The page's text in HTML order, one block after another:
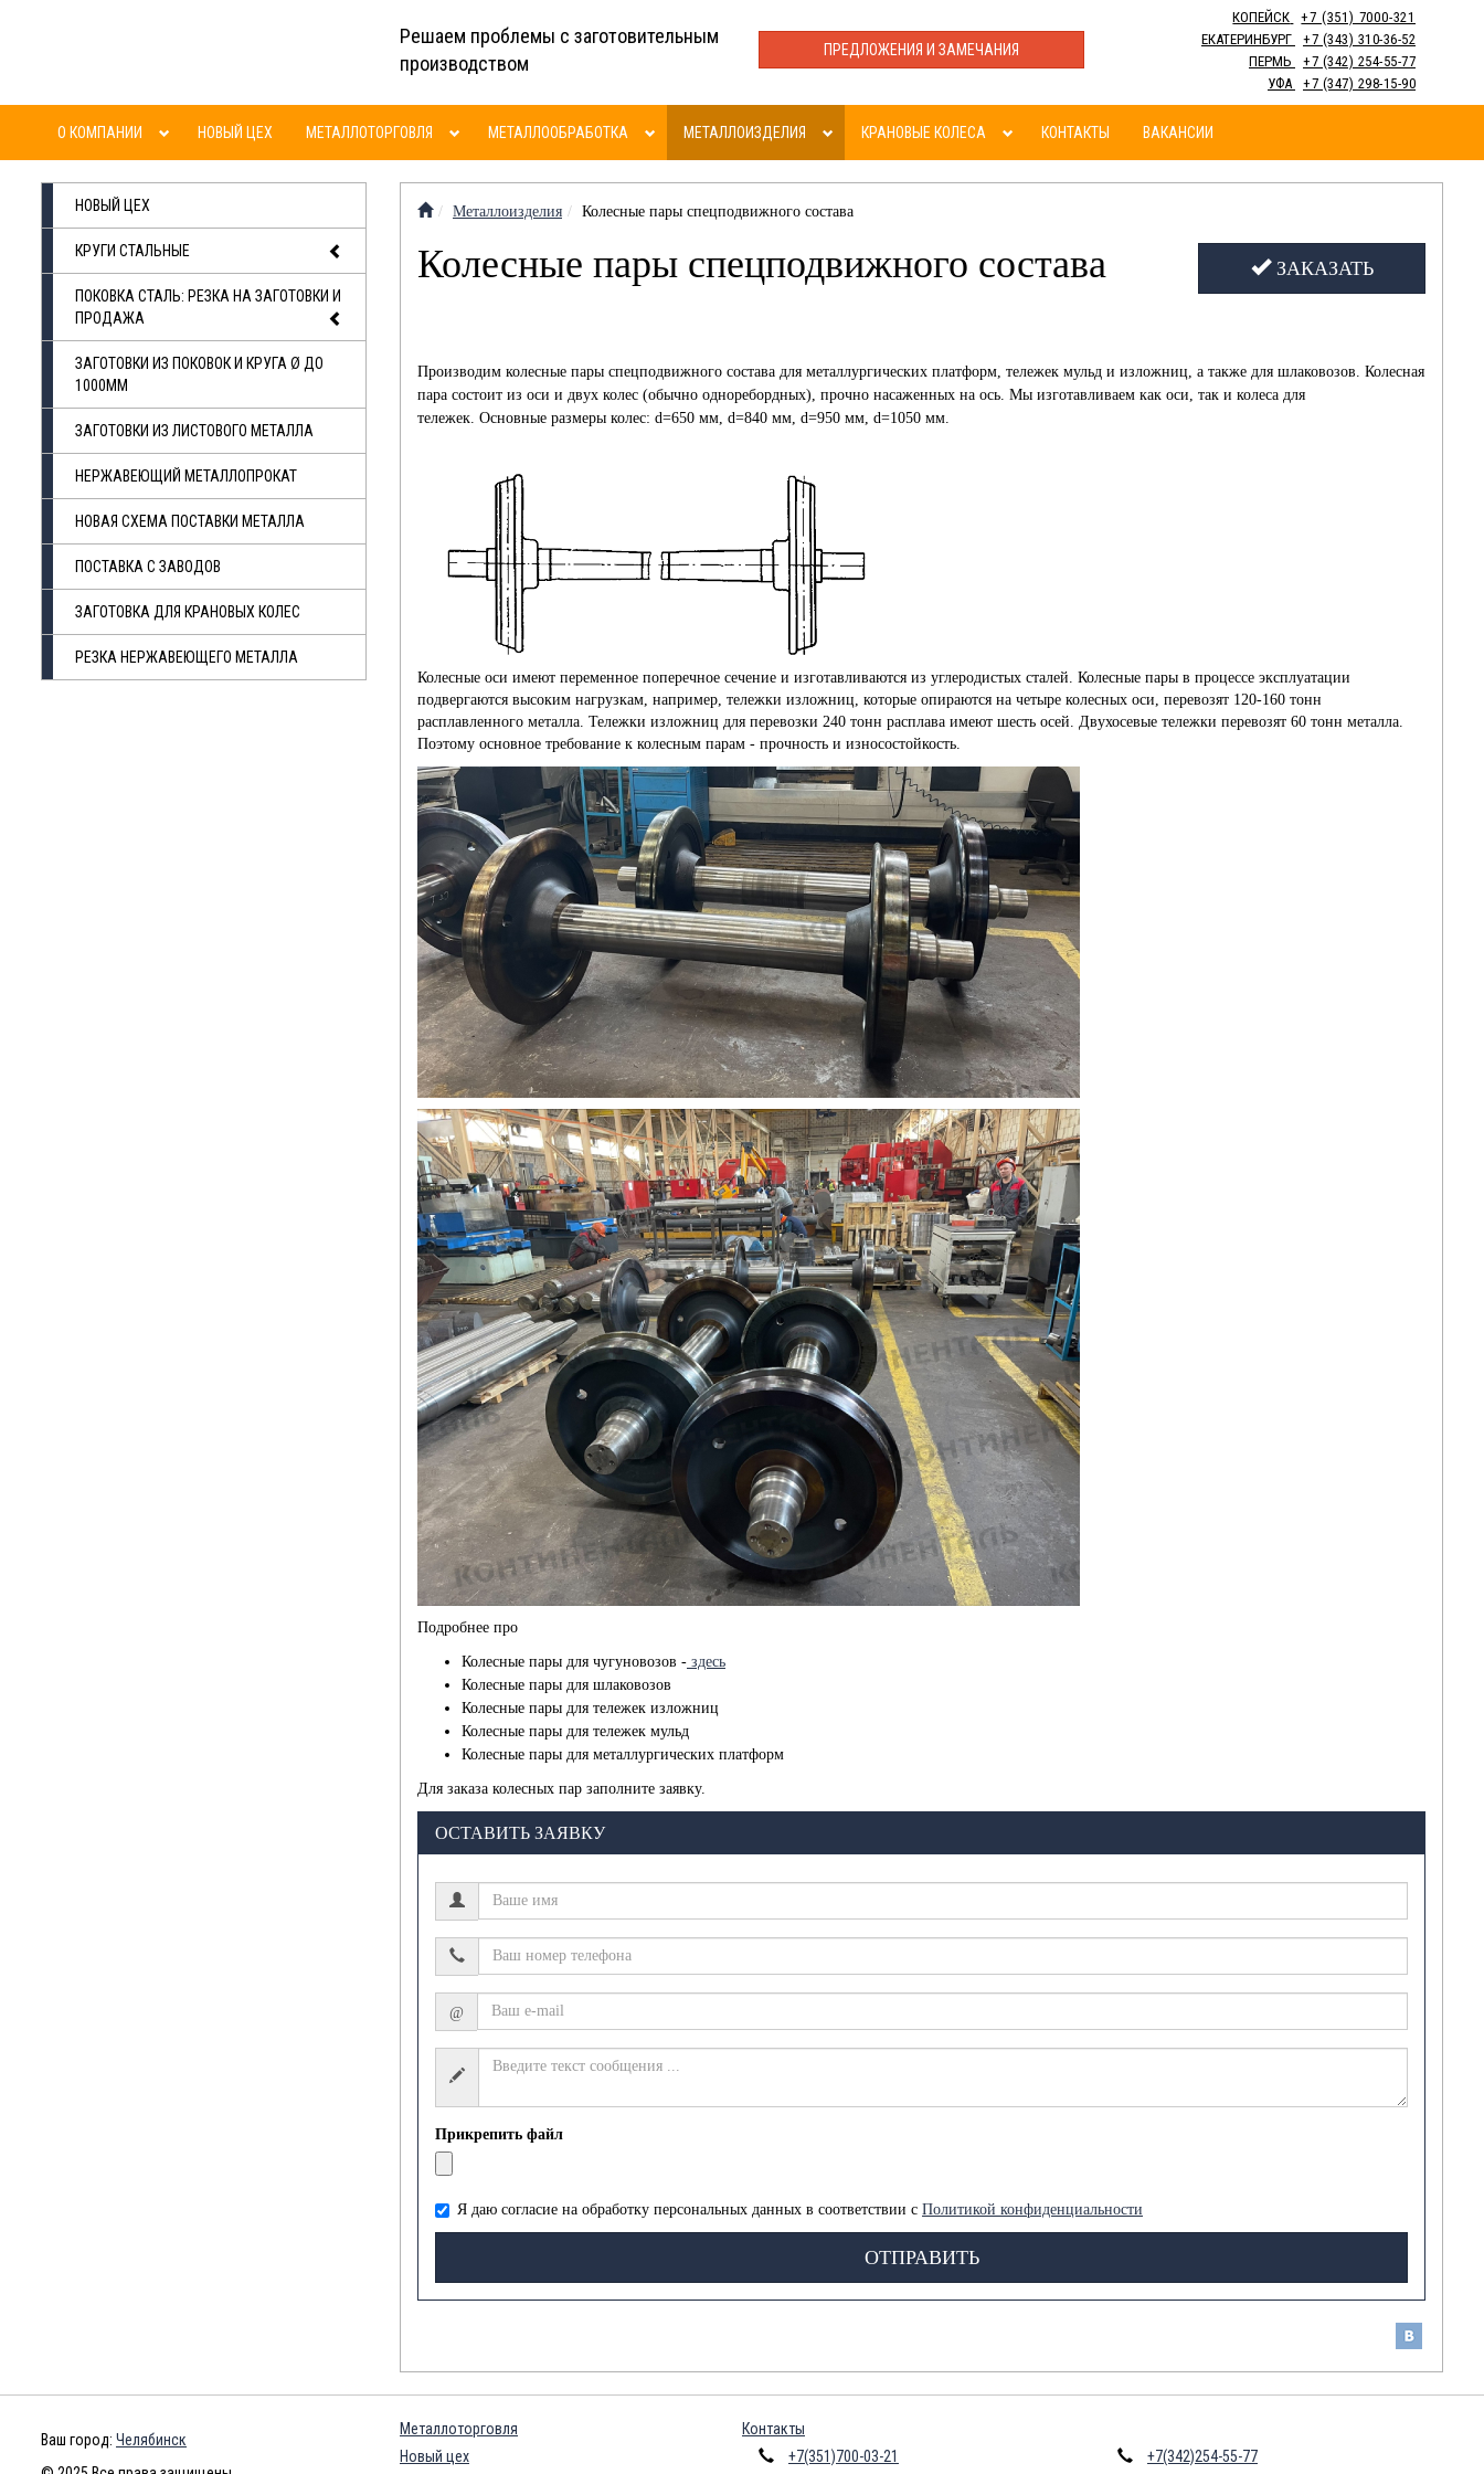
Решаем проблемы с заготовительным
производством
ПРЕДЛОЖЕНИЯ И ЗАМЕЧАНИЯ
КОПЕЙСК
+7 (351) 7000-321
ЕКАТЕРИНБУРГ
+7 (343) 310-36-52
ПЕРМЬ
+7 (342) 254-55-77
УФА
+7 (347) 298-15-90
О КОМПАНИИ НОВЫЙ ЦЕХ МЕТАЛЛОТОРГОВЛЯ МЕТАЛЛООБРАБОТКА МЕТАЛЛОИЗДЕЛИЯ КРАНОВЫЕ КОЛЕСА КОНТАКТЫ ВАКАНСИИ
НОВЫЙ ЦЕХ
КРУГИ СТАЛЬНЫЕ
ПОКОВКА СТАЛЬ: РЕЗКА НА ЗАГОТОВКИ И
ПРОДАЖА
ЗАГОТОВКИ ИЗ ПОКОВОК И КРУГА Ø ДО
1000ММ
ЗАГОТОВКИ ИЗ ЛИСТОВОГО МЕТАЛЛА
НЕРЖАВЕЮЩИЙ МЕТАЛЛОПРОКАТ
НОВАЯ СХЕМА ПОСТАВКИ МЕТАЛЛА
ПОСТАВКА С ЗАВОДОВ
ЗАГОТОВКА ДЛЯ КРАНОВЫХ КОЛЕС
РЕЗКА НЕРЖАВЕЮЩЕГО МЕТАЛЛА
Металлоизделия Колесные пары спецподвижного состава
Колесные пары спецподвижного состава ЗАКАЗАТЬ
Производим колесные пары спецподвижного состава для металлургических платформ, тележек мульд и изложниц, а также для шлаковозов. Колесная
пара состоит из оси и двух колес (обычно одноребордных), прочно насаженных на ось. Мы изготавливаем как оси, так и колеса для
тележек. Основные размеры колес: d=650 мм, d=840 мм, d=950 мм, d=1050 мм.
Колесные оси имеют переменное поперечное сечение и изготавливаются из углеродистых сталей. Колесные пары в процессе эксплуатации
подвергаются высоким нагрузкам, например, тележки изложниц, которые опираются на четыре колесных оси, перевозят 120-160 тонн
расплавленного металла. Тележки изложниц для перевозки 240 тонн расплава имеют шесть осей. Двухосевые тележки перевозят 60 тонн металла.
Поэтому основное требование к колесным парам - прочность и износостойкость.
Подробнее про
Колесные пары для чугуновозов - здесь
Колесные пары для шлаковозов
Колесные пары для тележек изложниц
Колесные пары для тележек мульд
Колесные пары для металлургических платформ
Для заказа колесных пар заполните заявку.
ОСТАВИТЬ ЗАЯВКУ
@
Прикрепить файл
Я даю согласие на обработку персональных данных в соответствии с Политикой конфиденциальности
ОТПРАВИТЬ
Ваш город: Челябинск
Металлоторговля
Новый цех
Контакты
+7(351)700-03-21
+7(342)254-55-77